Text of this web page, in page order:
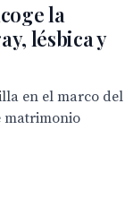
la
lésbica y
en el marco del
matrimonio